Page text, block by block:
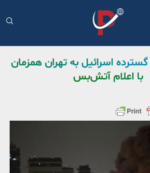
اسرائیل به تهران همزمان
با اعلام آتش‌بس